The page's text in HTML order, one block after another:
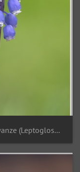
Amerikanische Kiefern-oder Zapfenwanze (Leptoglossus occidentalis)